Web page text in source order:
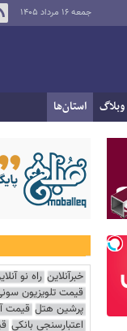
جمعه ۱۶ مرداد ۱۴۰۵
وبلاگ استان‌ها
خبرآنلاین راه نو
قیمت تلویزیون
پرشین هتل قیمت
اعتبارسنجی بانکی